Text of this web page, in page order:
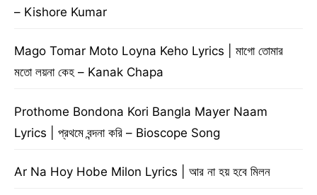
– Kishore Kumar
Mago Tomar Moto Loyna Keho Lyrics | মাগো তোমার
মতো লয়না কেহ – Kanak Chapa
Prothome Bondona Kori Bangla Mayer Naam
Lyrics | প্রথমে বন্দনা করি – Bioscope Song
Ar Na Hoy Hobe Milon Lyrics | আর না হয় হবে মিলন